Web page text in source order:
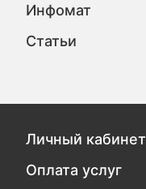
Инфомат
Статьи
Личный кабинет
Оплата услуг